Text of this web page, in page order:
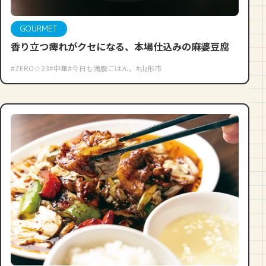
GOURMET
香り立つ痺れがクセになる、本場仕込みの麻婆豆腐
#ZERO☆23#中華#今日も満腹ごはん。 #山形市